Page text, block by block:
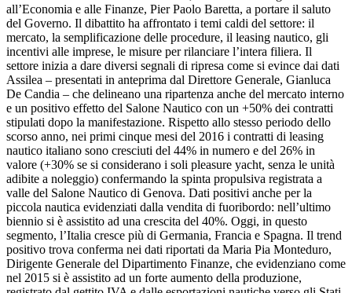
all’Economia e alle Finanze, Pier Paolo Baretta, a portare il saluto
del Governo. Il dibattito ha affrontato i temi caldi del settore: il
mercato, la semplificazione delle procedure, il leasing nautico, gli
incentivi alle imprese, le misure per rilanciare l’intera filiera. Il
settore inizia a dare diversi segnali di ripresa come si evince dai dati
Assilea – presentati in anteprima dal Direttore Generale, Gianluca
De Candia – che delineano una ripartenza anche del mercato interno
e un positivo effetto del Salone Nautico con un +50% dei contratti
stipulati dopo la manifestazione. Rispetto allo stesso periodo dello
scorso anno, nei primi cinque mesi del 2016 i contratti di leasing
nautico italiano sono cresciuti del 44% in numero e del 26% in
valore (+30% se si considerano i soli pleasure yacht, senza le unità
adibite a noleggio) confermando la spinta propulsiva registrata a
valle del Salone Nautico di Genova. Dati positivi anche per la
piccola nautica evidenziati dalla vendita di fuoribordo: nell’ultimo
biennio si è assistito ad una crescita del 40%. Oggi, in questo
segmento, l’Italia cresce più di Germania, Francia e Spagna. Il trend
positivo trova conferma nei dati riportati da Maria Pia Monteduro,
Dirigente Generale del Dipartimento Finanze, che evidenziano come
nel 2015 si è assistito ad un forte aumento della produzione,